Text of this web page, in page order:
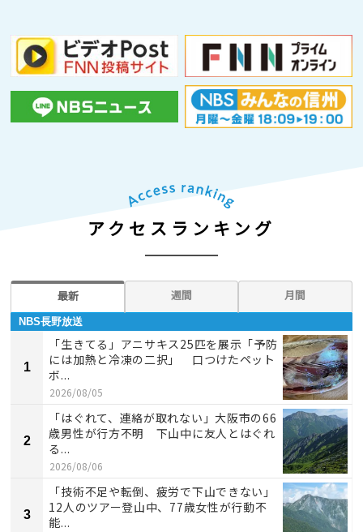
アクセスランキング
最新 週間 月間
NBS長野放送
1
「生きてる」アニサキス25匹を展示「予防
には加熱と冷凍の二択」 口つけたペット
ボ...
2026/08/05
2
「はぐれて、連絡が取れない」大阪市の66
歳男性が行方不明 下山中に友人とはぐれ
る...
2026/08/06
3
「技術不足や転倒、疲労で下山できない」
12人のツアー登山中、77歳女性が行動不
能...